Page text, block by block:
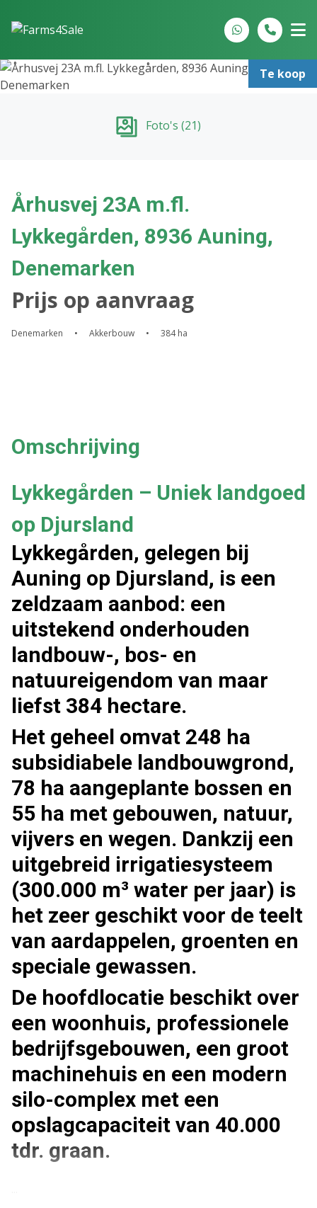
Te koop
Foto's (21)
Århusvej 23A m.fl.
Lykkegården, 8936 Auning,
Denemarken
Prijs op aanvraag
Denemarken • Akkerbouw • 384 ha
Omschrijving
Lykkegården – Uniek landgoed
op Djursland
Lykkegården, gelegen bij
Auning op Djursland, is een
zeldzaam aanbod: een
uitstekend onderhouden
landbouw-, bos- en
natuureigendom van maar
liefst 384 hectare.
Het geheel omvat 248 ha
subsidiabele landbouwgrond,
78 ha aangeplante bossen en
55 ha met gebouwen, natuur,
vijvers en wegen. Dankzij een
uitgebreid irrigatiesysteem
(300.000 m³ water per jaar) is
het zeer geschikt voor de teelt
van aardappelen, groenten en
speciale gewassen.
De hoofdlocatie beschikt over
een woonhuis, professionele
bedrijfsgebouwen, een groot
machinehuis en een modern
silo-complex met een
opslagcapaciteit van 40.000
tdr. graan.